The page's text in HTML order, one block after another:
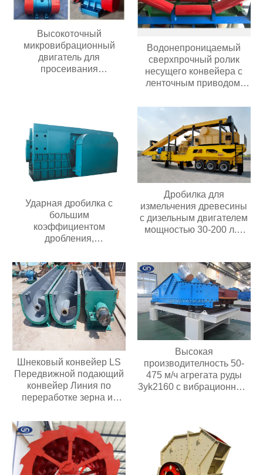
Высокоточный
микровибрационный
двигатель для
просеивания
Водонепроницаемый
сверхпрочный ролик
несущего конвейера с
ленточным приводом,
полиуретановый/
резиновый ролик
Ударная дробилка с
большим
коэффициентом
дробления,
подходит для добычи
полезных ископаемых
производительностью 20-
300 т/ч
Дробилка для
измельчения древесины
с дизельным двигателем
мощностью 30-200 л.с.
Шнековый конвейер LS
Передвижной подающий
конвейер Линия по
переработке зерна из
Высокая
производителность 50-
475 м/ч агрегата руды
3yk2160 с вибрационным
палубами